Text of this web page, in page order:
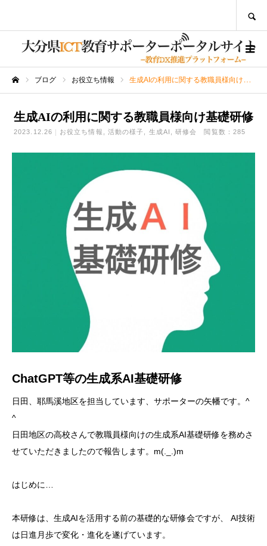
ブログ お役立ち情報 生成AIの利用に関する教職員様向け基礎研修
生成AIの利用に関する教職員様向け基礎研修
2023.12.26 お役立ち情報 活動の様子 生成AI 研修会 閲覧数：285
ChatGPT等の生成系AI基礎研修
日田、耶馬溪地区を担当しています、サポーターの矢幡です。^
^
日田地区の高校さんで教職員様向けの生成系AI基礎研修を務めさ
せていただきましたので報告します。m(._.)m
はじめに…
本研修は、生成AIを活用する前の基礎的な研修会ですが、 AI技術
は日進月歩で変化・進化を遂げています。